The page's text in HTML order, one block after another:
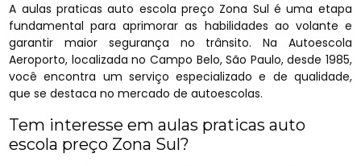
A aulas praticas auto escola preço Zona Sul é uma etapa
fundamental para aprimorar as habilidades ao volante e
garantir maior segurança no trânsito. Na Autoescola
Aeroporto, localizada no Campo Belo, São Paulo, desde 1985,
você encontra um serviço especializado e de qualidade,
que se destaca no mercado de autoescolas.
Tem interesse em aulas praticas auto
escola preço Zona Sul?